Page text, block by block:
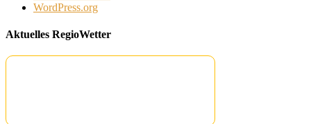
WordPress.org
Aktuelles RegioWetter